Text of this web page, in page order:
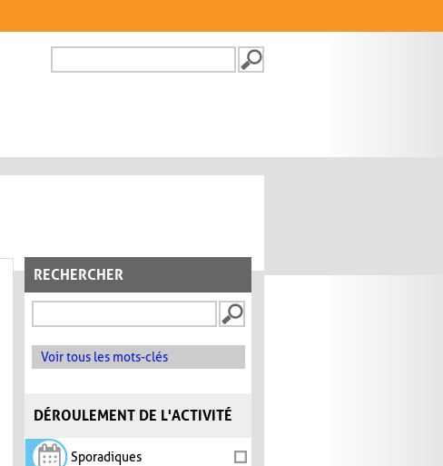
FORMULAIRE DE
RECHERCHER
Voir tous les mots-clés
DÉROULEMENT DE L'ACTIVITÉ
Sporadiques